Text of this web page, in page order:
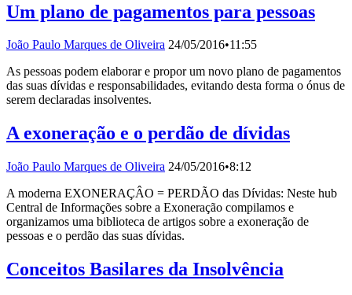
Um plano de pagamentos para pessoas
João Paulo Marques de Oliveira 24/05/2016•11:55
As pessoas podem elaborar e propor um novo plano de pagamentos
das suas dívidas e responsabilidades, evitando desta forma o ónus de
serem declaradas insolventes.
A exoneração e o perdão de dívidas
João Paulo Marques de Oliveira 24/05/2016•8:12
A moderna EXONERAÇÂO = PERDÃO das Dívidas: Neste hub
Central de Informações sobre a Exoneração compilamos e
organizamos uma biblioteca de artigos sobre a exoneração de
pessoas e o perdão das suas dívidas.
Conceitos Basilares da Insolvência